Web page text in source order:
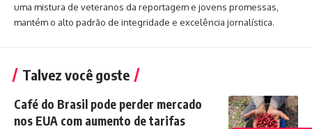
uma mistura de veteranos da reportagem e jovens promessas,
mantém o alto padrão de integridade e excelência jornalística.
Talvez você goste
Café do Brasil pode perder mercado
nos EUA com aumento de tarifas